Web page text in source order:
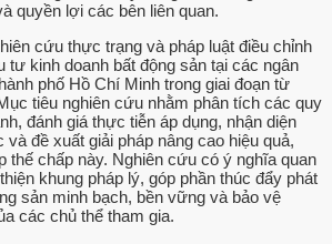
quyền lợi các bên liên quan.
cứu thực trạng và pháp luật điều chỉnh
tư kinh doanh bất động sản tại các ngân
phố Hồ Chí Minh trong giai đoạn từ
tiêu nghiên cứu nhằm phân tích các quy
đánh giá thực tiễn áp dụng, nhận diện
đề xuất giải pháp nâng cao hiệu quả,
thế chấp này. Nghiên cứu có ý nghĩa quan
khung pháp lý, góp phần thúc đẩy phát
sản minh bạch, bền vững và bảo vệ
các chủ thể tham gia.